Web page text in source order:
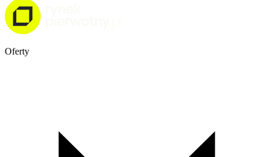
Oferty